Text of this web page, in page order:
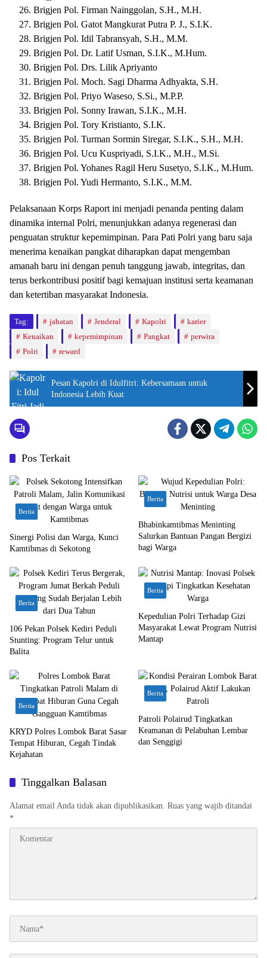
Brigjen Pol. Firman Nainggolan, S.H., M.H.
Brigjen Pol. Gatot Mangkurat Putra P. J., S.I.K.
Brigjen Pol. Idil Tabransyah, S.H., M.M.
Brigjen Pol. Dr. Latif Usman, S.I.K., M.Hum.
Brigjen Pol. Drs. Lilik Apriyanto
Brigjen Pol. Moch. Sagi Dharma Adhyakta, S.H.
Brigjen Pol. Priyo Waseso, S.Si., M.P.P.
Brigjen Pol. Sonny Irawan, S.I.K., M.H.
Brigjen Pol. Tory Kristianto, S.I.K.
Brigjen Pol. Turman Sormin Siregar, S.I.K., S.H., M.H.
Brigjen Pol. Ucu Kuspriyadi, S.I.K., M.H., M.Si.
Brigjen Pol. Yohanes Ragil Heru Susetyo, S.I.K., M.Hum.
Brigjen Pol. Yudi Hermanto, S.I.K., M.M.
Pelaksanaan Korps Raport ini menjadi penanda penting dalam
dinamika internal Polri, menunjukkan adanya regenerasi dan
penguatan struktur kepemimpinan. Para Pati Polri yang baru saja
menerima kenaikan pangkat diharapkan dapat mengemban
amanah baru ini dengan penuh tanggung jawab, integritas, dan
terus berkontribusi positif bagi kemajuan institusi serta keamanan
dan ketertiban masyarakat Indonesia.
Tag: jabatan Jenderal Kapolri
karier
Kenaikan
kepemimpinan Pangkat
perwira
Polri
reward
Pesan Kapolri di Idulfitri: Kebersamaan untuk
Indonesia Lebih Kuat
Pos Terkait
Berita
Sinergi Polisi dan Warga, Kunci
Kamtibmas di Sekotong
Berita
Bhabinkamtibmas Meninting
Salurkan Bantuan Pangan Bergizi
bagi Warga
Berita
106 Pekan Polsek Kediri Peduli
Stunting: Program Telur untuk
Balita
Berita
Kepedulian Polri Terhadap Gizi
Masyarakat Lewat Program Nutrisi
Mantap
Berita
KRYD Polres Lombok Barat Sasar
Tempat Hiburan, Cegah Tindak
Kejahatan
Berita
Patroli Polairud Tingkatkan
Keamanan di Pelabuhan Lembar
dan Senggigi
Tinggalkan Balasan
Alamat email Anda tidak akan dipublikasikan. Ruas yang wajib ditandai
*